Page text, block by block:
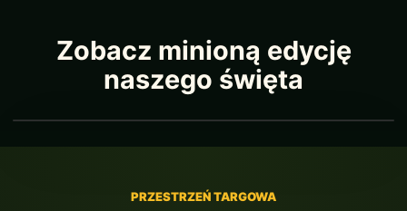
Zobacz minioną edycję
naszego święta
PRZESTRZEŃ TARGOWA